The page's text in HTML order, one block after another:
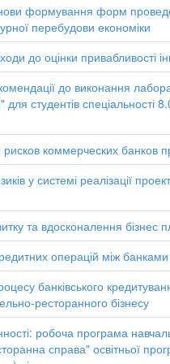
формування форм
перебудови економіки
до оцінки привабливості
до виконання
для студентів спеціальності
коммерческих банков
у системі реалізації
та вдосконалення бізнес
операцій між
банківського
ресторанного бізнесу
робоча програма
справа" освітньої